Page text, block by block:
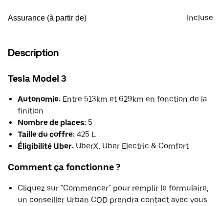
Assurance (à partir de) Incluse
Description
Tesla Model 3
Autonomie: Entre 513km et 629km en fonction de la
finition
Nombre de places: 5
Taille du coffre: 425 L
Éligibilité Uber: UberX, Uber Electric & Comfort
Comment ça fonctionne ?
Cliquez sur "Commencer" pour remplir le formulaire,
un conseiller Urban COD prendra contact avec vous